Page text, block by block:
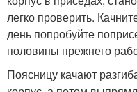
легко проверить.
день попробуйте
половины прежнего
Поясницу качают